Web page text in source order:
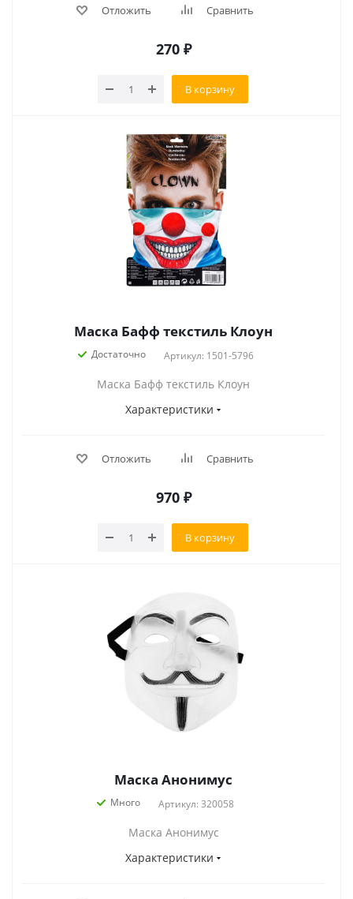
Отложить Сравнить
270 ₽
В корзину
Маска Бафф текстиль Клоун
Достаточно Артикул: 1501-5796
Маска Бафф текстиль Клоун
Характеристики
Отложить Сравнить
970 ₽
В корзину
Маска Анонимус
Много Артикул: 320058
Маска Анонимус
Характеристики